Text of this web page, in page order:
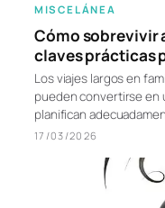
MISCELÁNEA
Cómo sobrevivir
claves prácticas
Los viajes largos en
pueden convertirse en
planifican
17/03/2026